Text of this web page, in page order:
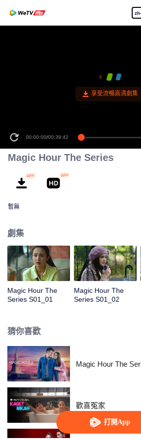
打開App
享受流暢高清劇集
00:00:00/00:39:42
Magic Hour The Series
暫無
劇集
Magic Hour The
Series S01_01
Magic Hour The
Series S01_02
猜你喜歡
Magic Hour The
歡喜冤家